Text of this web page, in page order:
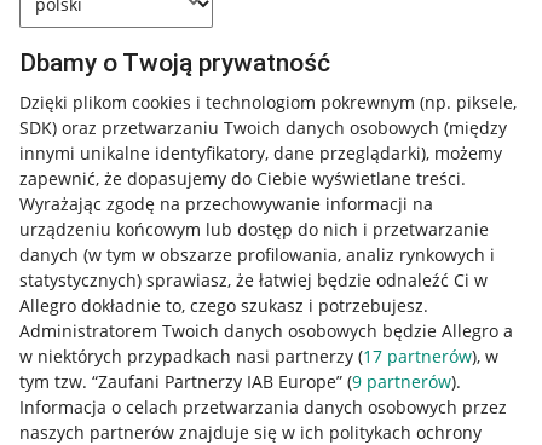
Dbamy o Twoją prywatność
Dzięki plikom cookies i technologiom pokrewnym (np. piksele,
SDK) oraz przetwarzaniu Twoich danych osobowych (między
innymi unikalne identyfikatory, dane przeglądarki), możemy
zapewnić, że dopasujemy do Ciebie wyświetlane treści.
Wyrażając zgodę na przechowywanie informacji na
urządzeniu końcowym lub dostęp do nich i przetwarzanie
danych (w tym w obszarze profilowania, analiz rynkowych i
statystycznych) sprawiasz, że łatwiej będzie odnaleźć Ci w
Allegro dokładnie to, czego szukasz i potrzebujesz.
Administratorem Twoich danych osobowych będzie Allegro a
w niektórych przypadkach nasi partnerzy (17 partnerów), w
tym tzw. “Zaufani Partnerzy IAB Europe” (9 partnerów).
Informacja o celach przetwarzania danych osobowych przez
naszych partnerów znajduje się w ich politykach ochrony
Przydatne informacje